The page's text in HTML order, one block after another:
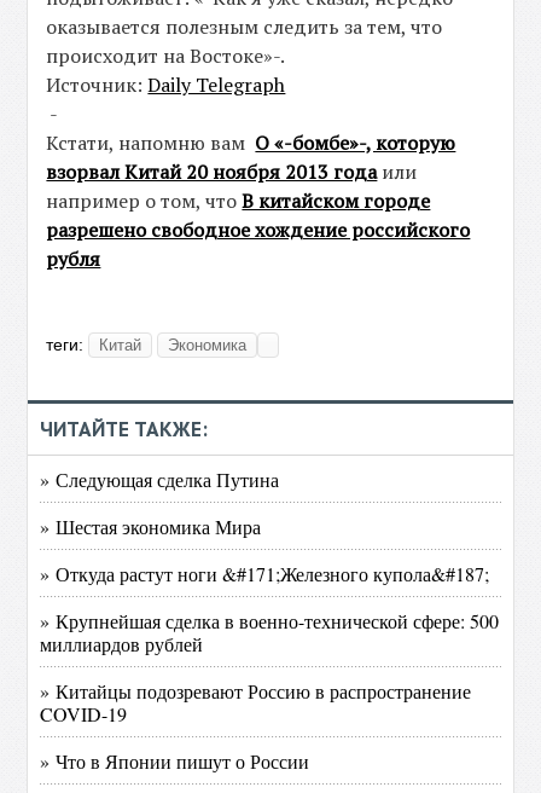
оказывается полезным следить за тем, что
происходит на Востоке»-.
Источник:Daily Telegraph
-
Кстати, напомню вам О «-бомбе»-, которую
взорвал Китай 20 ноября 2013 года или
например о том, что В китайском городе
разрешено свободное хождение российского
рубля
теги: Китай Экономика
ЧИТАЙТЕ ТАКЖЕ:
» Следующая сделка Путина
» Шестая экономика Мира
» Откуда растут ноги &#171;Железного купола&#187;
» Крупнейшая сделка в военно-технической сфере: 500
миллиардов рублей
» Китайцы подозревают Россию в распространение
COVID-19
» Что в Японии пишут о России